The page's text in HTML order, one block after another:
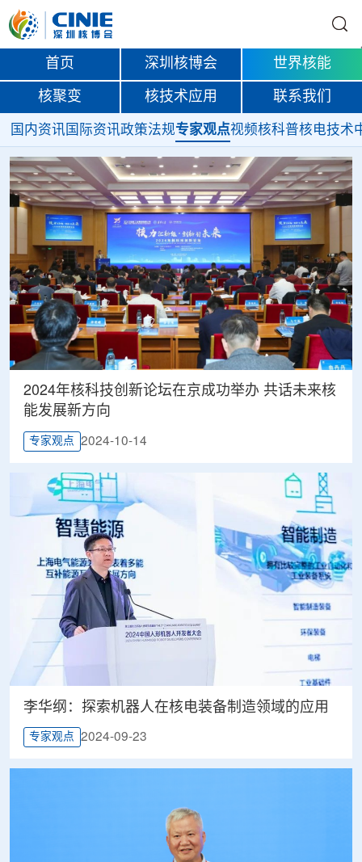
首页 深圳核博会 世界核能
核聚变 核技术应用 联系我们
国内资讯 国际资讯政策法规专家观点视频核科普核电技术
2024年核科技创新论坛在京成功举办 共话未来核
能发展新方向
专家观点 2024-10-14
李华纲：探索机器人在核电装备制造领域的应用
专家观点 2024-09-23